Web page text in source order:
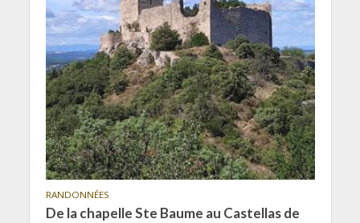
RANDONNÉES
De la chapelle Ste Baume au Castellas de